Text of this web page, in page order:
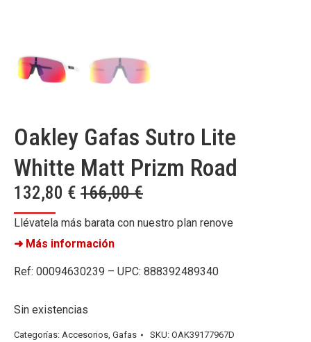
Oakley Gafas Sutro Lite
Whitte Matt Prizm Road
132,80 € 166,00€
Llévatela más barata con nuestro plan renove
➜ Más información
Ref: 00094630239 – UPC: 888392489340
Sin existencias
Categorías: Accesorios Gafas SKU: OAK39177967D